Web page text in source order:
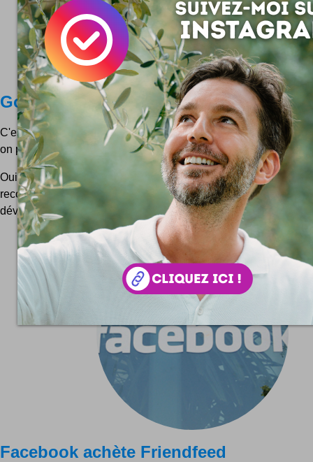
Google achète reCAPTCHA
C'est l'acquisition du jour : reCAPTCHA acheté par Google ...
on parle beaucoup de Google Books ?
Oui parce que biensûr c'est la technologie qui intéresse
reconnaissance de caractères "imprimés" est un axe
développer Google Livres ... A lire à ce propos (Anglais) :
Facebook achète Friendfeed